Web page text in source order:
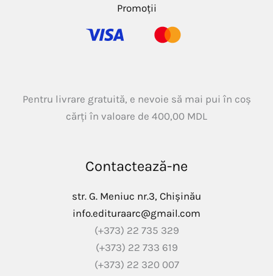
Promoții
Pentru livrare gratuită, e nevoie să mai pui în coș
cărți în valoare de 400,00 MDL
Contactează-ne
str. G. Meniuc nr.3, Chișinău
info.edituraarc@gmail.com
(+373) 22 735 329
(+373) 22 733 619
(+373) 22 320 007